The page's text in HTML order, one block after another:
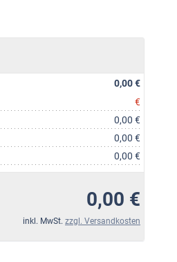
0,00 €
€
0,00 €
0,00 €
0,00 €
0,00 €
inkl. MwSt. zzgl. Versandkosten